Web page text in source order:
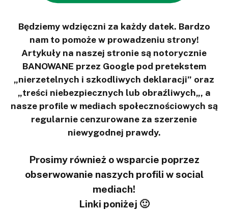
Będziemy wdzięczni za każdy datek. Bardzo
nam to pomoże w prowadzeniu strony!
Artykuły na naszej stronie są notorycznie
BANOWANE przez Google pod pretekstem
„nierzetelnych i szkodliwych deklaracji” oraz
„treści niebezpiecznych lub obraźliwych„, a
nasze profile w mediach społecznościowych są
regularnie cenzurowane za szerzenie
niewygodnej prawdy.
Prosimy również o wsparcie poprzez
obserwowanie naszych profili w social
mediach!
Linki poniżej 🙂